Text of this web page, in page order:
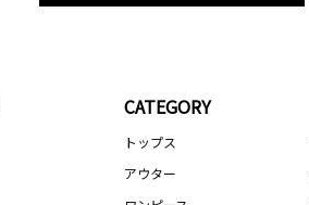
CATEGORY
トップス
アウター